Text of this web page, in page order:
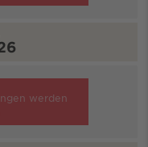
werden